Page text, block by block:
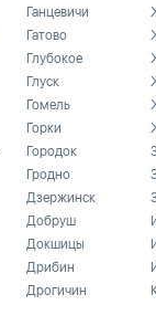
Ганцевичи
Гатово
Глубокое
Глуск
Гомель
Горки
Городок
Гродно
Дзержинск
Добруш
Докшицы
Дрибин
Дрогичин